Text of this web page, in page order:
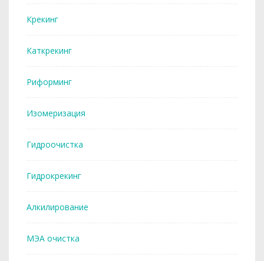
Крекинг
Каткрекинг
Риформинг
Изомеризация
Гидроочистка
Гидрокрекинг
Алкилирование
МЭА очистка